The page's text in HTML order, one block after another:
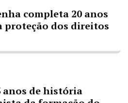
completa 20 anos
proteção dos direitos
anos de história